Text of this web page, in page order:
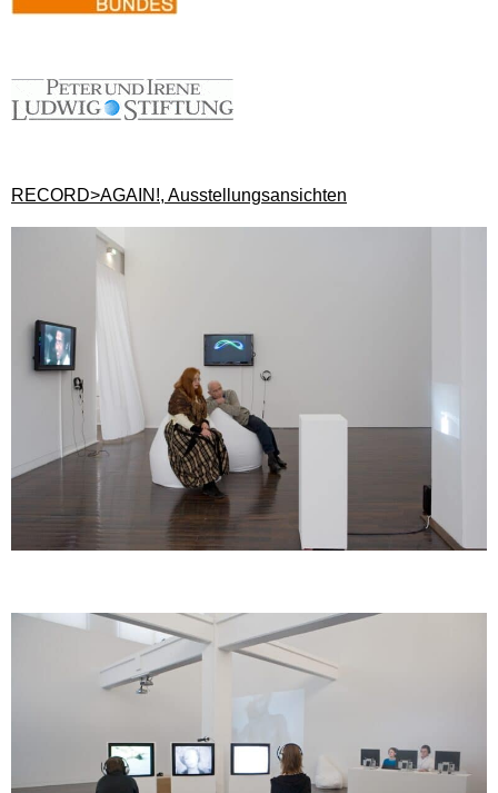
RECORD>AGAIN!, Ausstellungsansichten